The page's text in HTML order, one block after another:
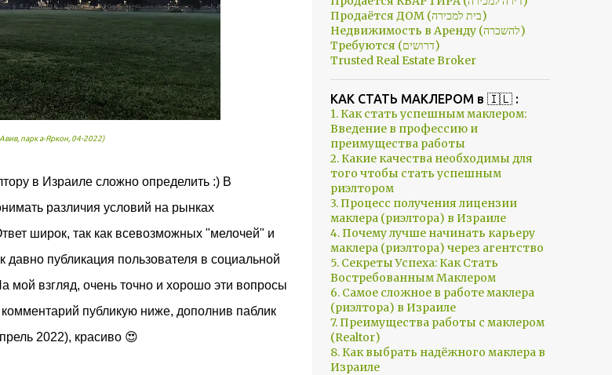
парк а-Яркон, 04-2022)
в Израиле сложно определить :) В
различия условий на рынках
широк, так как всевозможных "мелочей" и
публикация пользователя в социальной
мой взгляд, очень точно и хорошо эти вопросы
публикую ниже, дополнив паблик
2022), красиво 😍
Продаётся ДОМ (בית למכירה)
Недвижимость в Аренду (להשכרה)
Требуются (דרושים)
Trusted Real Estate Broker
КАК СТАТЬ МАКЛЕРОМ в 🇮🇱 :
1. Как стать успешным маклером:
Введение в профессию и
преимущества работы
2. Какие качества необходимы для
того чтобы стать успешным
риэлтором
3. Процесс получения лицензии
маклера (риэлтора) в Израиле
4. Почему лучше начинать карьеру
маклера (риэлтора) через агентство
5. Секреты Успеха: Как Стать
Востребованным Маклером
6. Самое сложное в работе маклера
(риэлтора) в Израиле
7. Преимущества работы с маклером
(Realtor)
8. Как выбрать надёжного маклера в
Израиле